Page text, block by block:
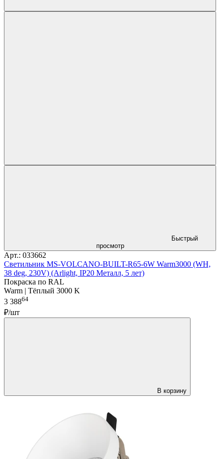
Быстрый
просмотр
Арт.: 033662
Светильник MS-VOLCANO-BUILT-R65-6W Warm3000 (WH,
38 deg, 230V) (Arlight, IP20 Металл, 5 лет)
Покраска по RAL
Warm | Тёплый 3000 K
3 38864
₽/шт
В корзину